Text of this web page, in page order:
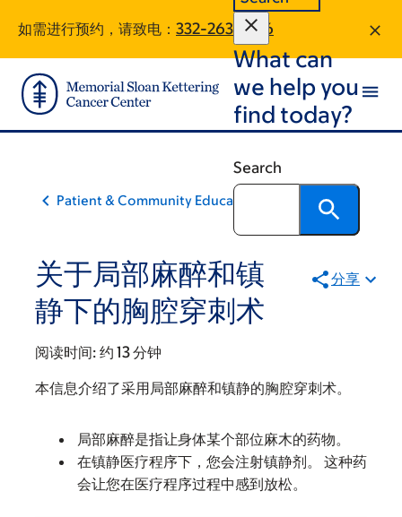
main
content
footer
如需进行预约，请致电： 332-263-4716
What can
we help you
find today?
Search
Patient & Community Education
关于局部麻醉和镇
静下的胸腔穿刺术
分享
阅读时间: 约 13 分钟
本信息介绍了采用局部麻醉和镇静的胸腔穿刺术。
局部麻醉是指让身体某个部位麻木的药物。
在镇静医疗程序下，您会注射镇静剂。 这种药
会让您在医疗程序过程中感到放松。